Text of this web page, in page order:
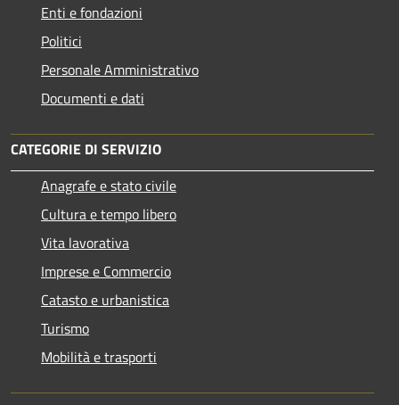
Enti e fondazioni
Politici
Personale Amministrativo
Documenti e dati
CATEGORIE DI SERVIZIO
Anagrafe e stato civile
Cultura e tempo libero
Vita lavorativa
Imprese e Commercio
Catasto e urbanistica
Turismo
Mobilità e trasporti